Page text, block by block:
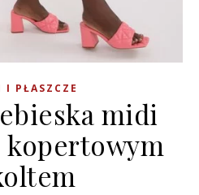
I PŁASZCZE
midi
kopertowym